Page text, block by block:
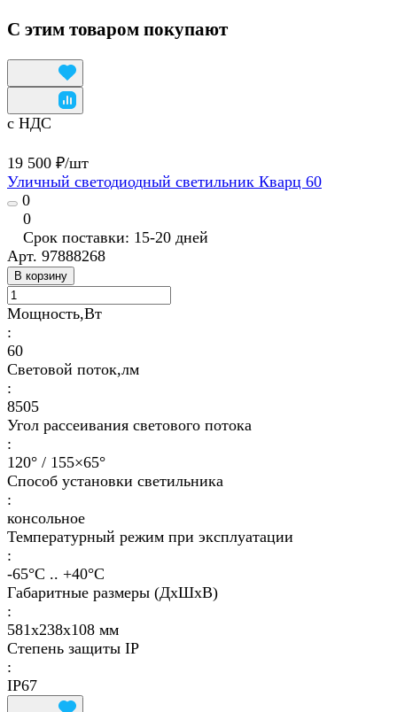
С этим товаром покупают
с НДС
19 500 ₽/шт
Уличный светодиодный светильник Кварц 60
0
0
Срок поставки: 15-20 дней
Арт. 97888268
В корзину
Мощность,Вт
:
60
Световой поток,лм
:
8505
Угол рассеивания светового потока
:
120° / 155×65°
Способ установки светильника
:
консольное
Температурный режим при эксплуатации
:
-65°С .. +40°C
Габаритные размеры (ДхШхВ)
:
581х238х108 мм
Степень защиты IP
:
IP67